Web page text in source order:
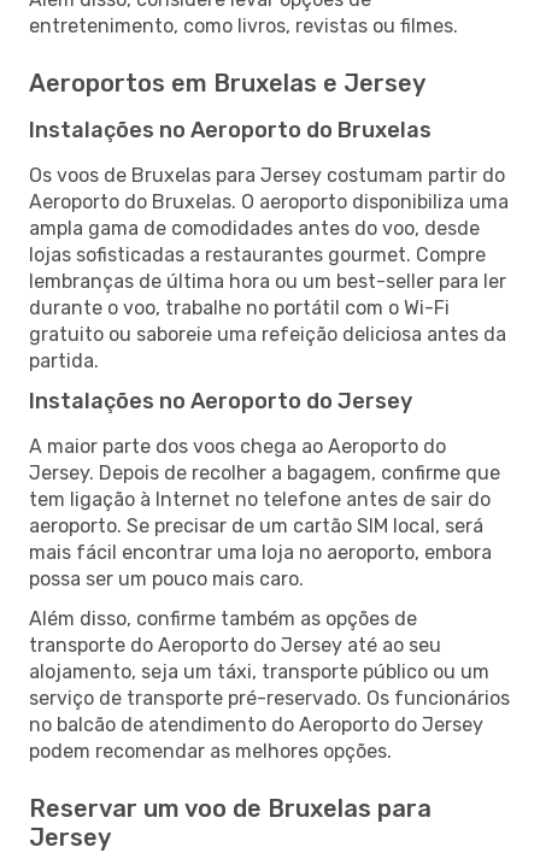
entretenimento, como livros, revistas ou filmes.
Aeroportos em Bruxelas e Jersey
Instalações no Aeroporto do Bruxelas
Os voos de Bruxelas para Jersey costumam partir do
Aeroporto do Bruxelas. O aeroporto disponibiliza uma
ampla gama de comodidades antes do voo, desde
lojas sofisticadas a restaurantes gourmet. Compre
lembranças de última hora ou um best-seller para ler
durante o voo, trabalhe no portátil com o Wi-Fi
gratuito ou saboreie uma refeição deliciosa antes da
partida.
Instalações no Aeroporto do Jersey
A maior parte dos voos chega ao Aeroporto do
Jersey. Depois de recolher a bagagem, confirme que
tem ligação à Internet no telefone antes de sair do
aeroporto. Se precisar de um cartão SIM local, será
mais fácil encontrar uma loja no aeroporto, embora
possa ser um pouco mais caro.
Além disso, confirme também as opções de
transporte do Aeroporto do Jersey até ao seu
alojamento, seja um táxi, transporte público ou um
serviço de transporte pré-reservado. Os funcionários
no balcão de atendimento do Aeroporto do Jersey
podem recomendar as melhores opções.
Reservar um voo de Bruxelas para
Jersey